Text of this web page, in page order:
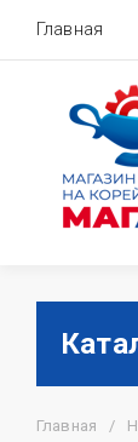
Главная
Главная /